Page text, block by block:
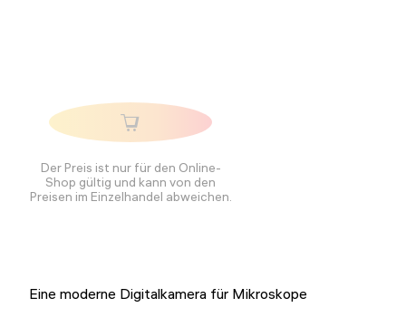
Der Preis ist nur für den Online-
Shop gültig und kann von den
Preisen im Einzelhandel abweichen.
Eine moderne Digitalkamera für Mikroskope